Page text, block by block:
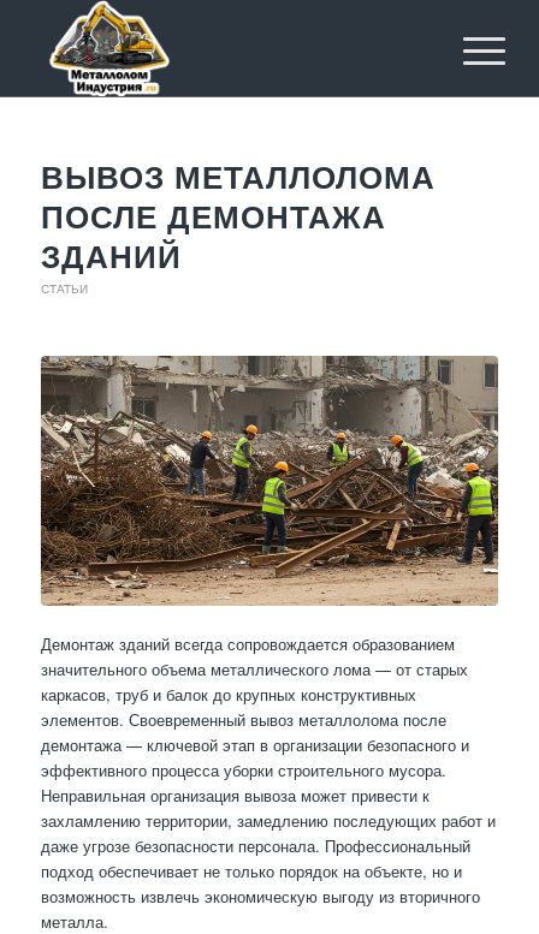
ВЫВОЗ МЕТАЛЛОЛОМА
ПОСЛЕ ДЕМОНТАЖА
ЗДАНИЙ
СТАТЬИ
Демонтаж зданий всегда сопровождается образованием
значительного объема металлического лома — от старых
каркасов, труб и балок до крупных конструктивных
элементов. Своевременный вывоз металлолома после
демонтажа — ключевой этап в организации безопасного и
эффективного процесса уборки строительного мусора.
Неправильная организация вывоза может привести к
захламлению территории, замедлению последующих работ и
даже угрозе безопасности персонала. Профессиональный
подход обеспечивает не только порядок на объекте, но и
возможность извлечь экономическую выгоду из вторичного
металла.